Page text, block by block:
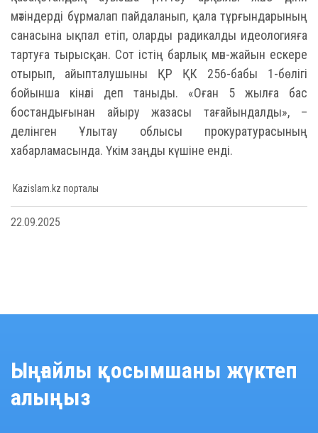
мәтіндерді бұрмалап пайдаланып, қала тұрғындарының
санасына ықпал етіп, оларды радикалды идеологияға
тартуға тырысқан. Сот істің барлық мән-жайын ескере
отырып, айыпталушыны ҚР ҚК 256-бабы 1-бөлігі
бойынша кінәлі деп таныды. «Оған 5 жылға бас
бостандығынан айыру жазасы тағайындалды», –
делінген Ұлытау облысы прокуратурасының
хабарламасында. Үкім заңды күшіне енді.
Kazislam.kz порталы
22.09.2025
Ыңғайлы қосымшаны жүктеп
алыңыз